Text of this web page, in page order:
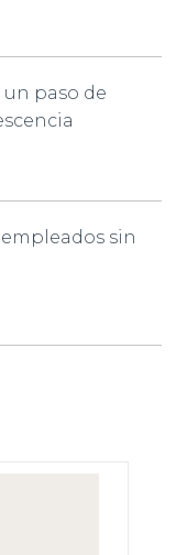
un paso de
sin